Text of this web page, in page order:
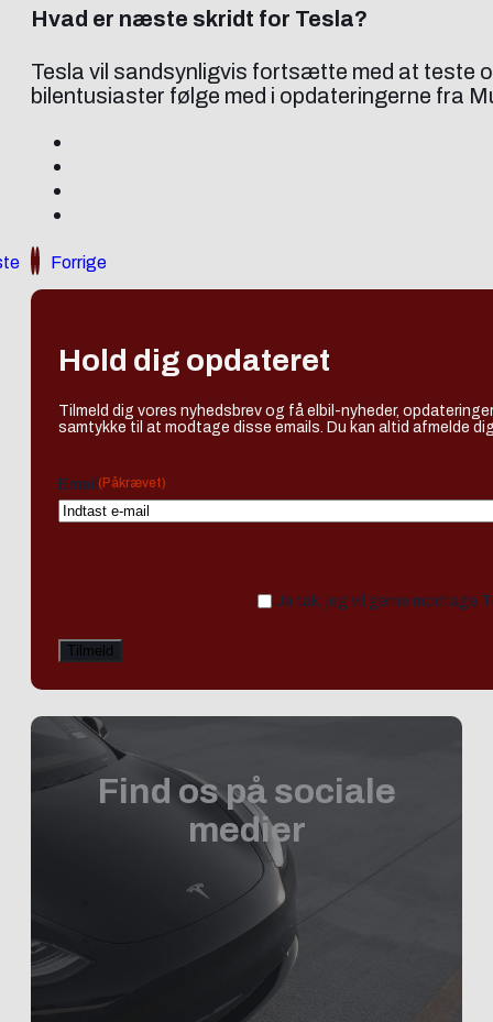
Hvad er næste skridt for Tesla?
Tesla vil sandsynligvis fortsætte med at teste
bilentusiaster følge med i opdateringerne fra
Forrige
Hold dig opdateret
Tilmeld dig vores nyhedsbrev og få elbil-nyheder,
samtykke til at modtage disse emails. Du kan altid afmelde
Email (Påkrævet)
Ja tak, jeg vil gerne modtage
Find os på sociale
medier